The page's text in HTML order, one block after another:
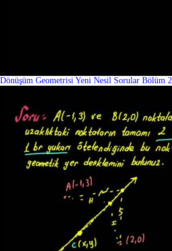
Dönüşüm Geometrisi Yeni Nesil Sorular Bölüm 2